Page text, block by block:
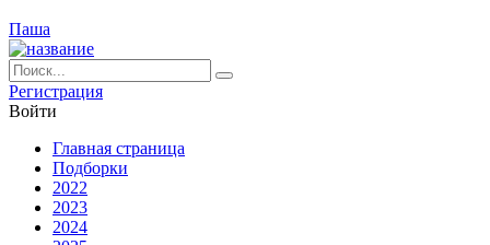
Паша
Ре­ги­ст­ра­ция
Вой­ти
Глав­ная стра­ни­ца
Подборки
2022
2023
2024